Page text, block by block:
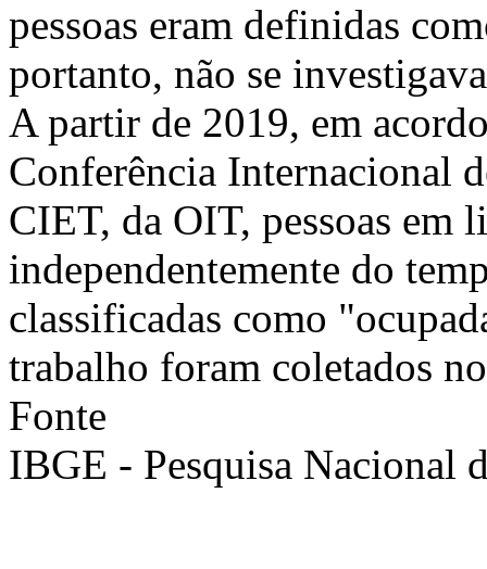
pessoas eram definidas
portanto, não se
A partir de 2019, em
Conferência Internacional
CIET, da OIT, pessoas em
independentemente do
classificadas como
trabalho foram coletados
Fonte
IBGE - Pesquisa Nacional